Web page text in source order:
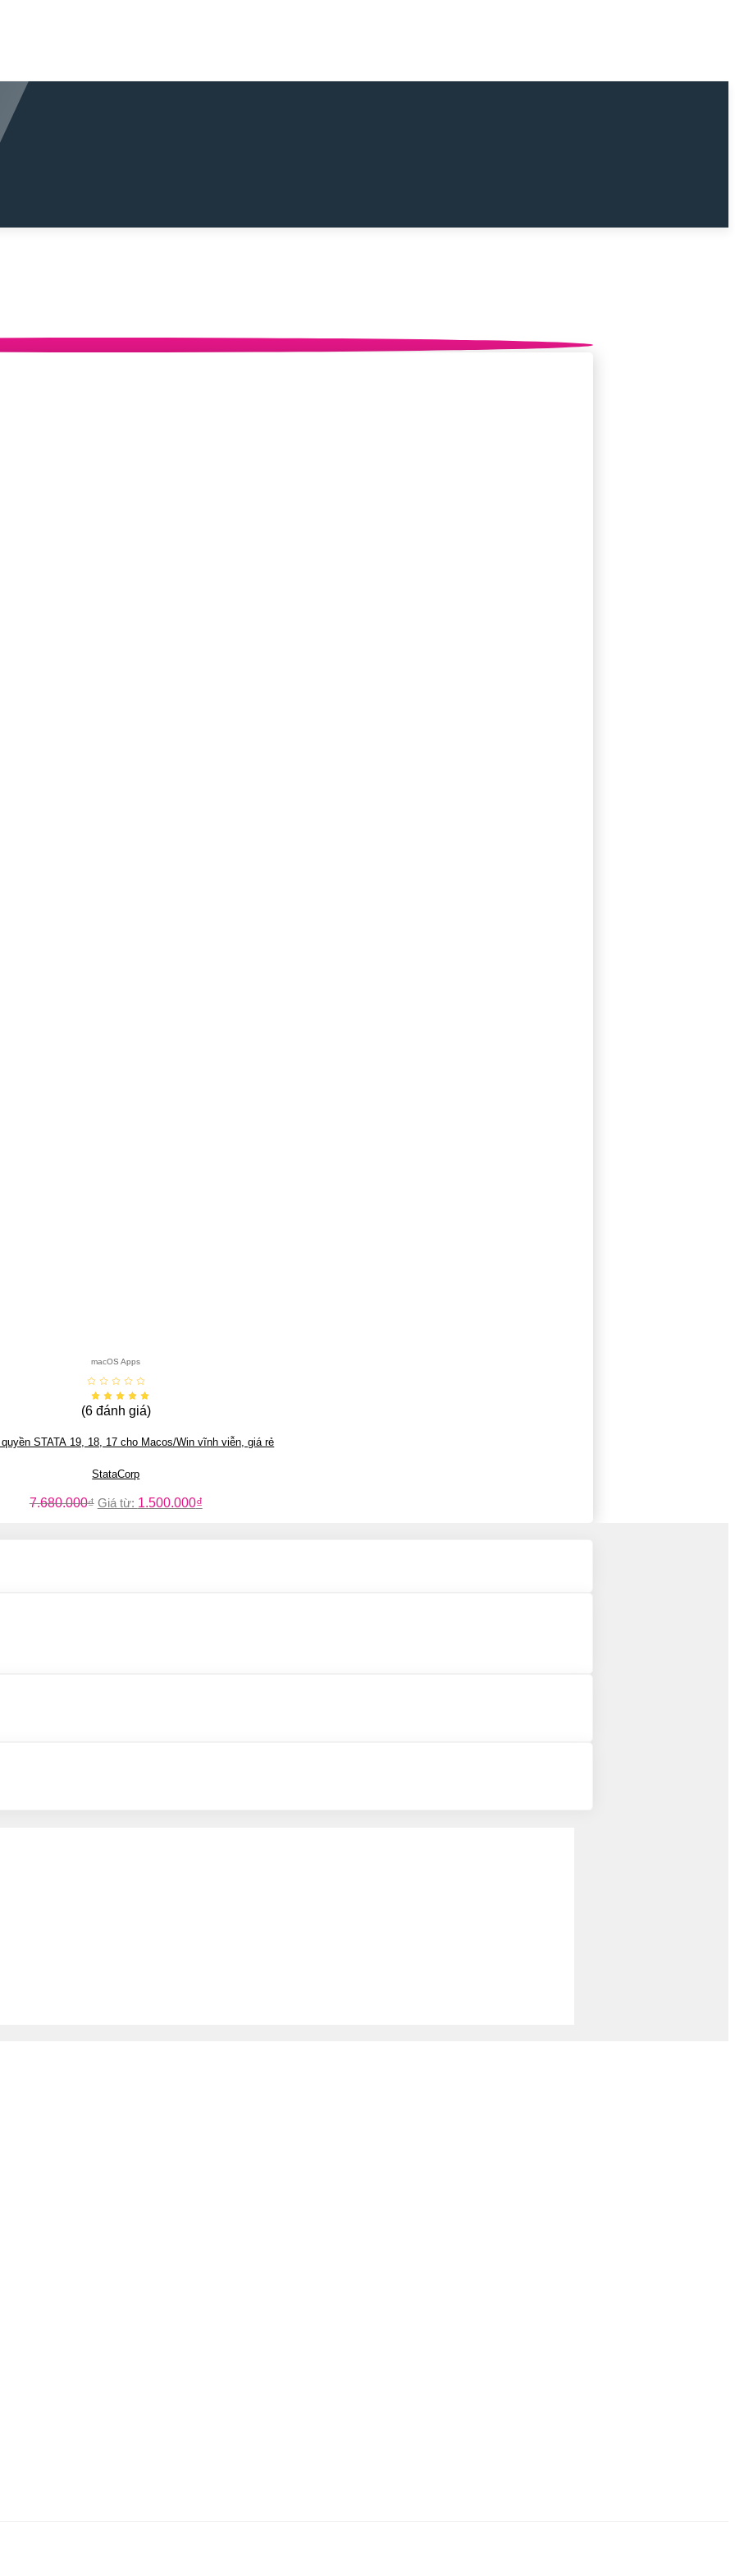
macOS Apps
(6 đánh giá)
quyền STATA 19, 18, 17 cho Macos/Win vĩnh viễn, giá rẻ
StataCorp
7.680.000₫ Giá từ: 1.500.000₫